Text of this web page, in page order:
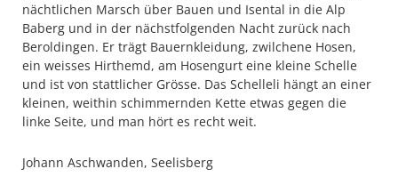
nächtlichen Marsch über Bauen und Isental in die Alp
Baberg und in der nächstfolgenden Nacht zurück nach
Beroldingen. Er trägt Bauernkleidung, zwilchene Hosen,
ein weisses Hirthemd, am Hosengurt eine kleine Schelle
und ist von stattlicher Grösse. Das Schelleli hängt an einer
kleinen, weithin schimmernden Kette etwas gegen die
linke Seite, und man hört es recht weit.
Johann Aschwanden, Seelisberg